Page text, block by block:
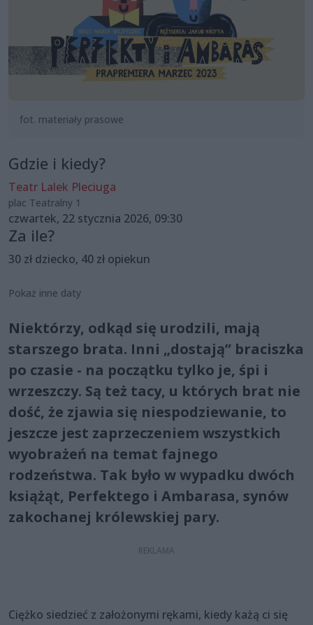
fot. materiały prasowe
Gdzie i kiedy?
Teatr Lalek Pleciuga
plac Teatralny 1
czwartek, 22 stycznia 2026, 09:30
Za ile?
30 zł dziecko, 40 zł opiekun
Pokaż inne daty
Niektórzy, odkąd się urodzili, mają
starszego brata. Inni „dostają” braciszka
po czasie - na początku tylko je, śpi i
wrzeszczy. Są też tacy, u których brat nie
dość, że zjawia się niespodziewanie, to
jeszcze jest zaprzeczeniem wszystkich
wyobrażeń na temat fajnego
rodzeństwa. Tak było w wypadku dwóch
książąt, Perfektego i Ambarasa, synów
zakochanej królewskiej pary.
Ciężko siedzieć z założonymi rękami, kiedy każą ci się